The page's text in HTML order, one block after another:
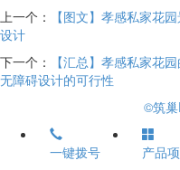
上一个：
【图文】孝感私家花
设计
下一个：
【汇总】孝感私家花
无障碍设计的可行性
©筑
一键拨号 产品